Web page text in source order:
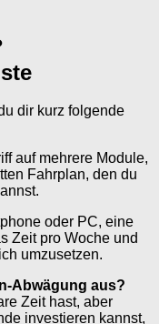
dir kurz folgende
auf mehrere Module,
Fahrplan, den du
oder PC, eine
Zeit pro Woche und
umzusetzen.
Abwägung aus?
Zeit hast, aber
investieren kannst,